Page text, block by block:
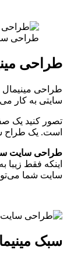
طراحی
طراحی
طراحی مینیمال
سایتی به کار
است. یک طراح
طراحی سایت
اینکه فقط
سایت شما
سبک